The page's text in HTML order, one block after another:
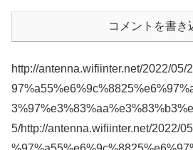
コメントを書き
http://antenna.wifiinter.net/2022/05/
5/http://antenna.wifiinter.net/2022/